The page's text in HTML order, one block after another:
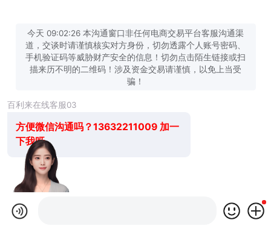
今天 09:02:26 本沟通窗口非任何电商交易平台客服沟通渠
道，交谈时请谨慎核实对方身份，切勿透露个人账号密码、
手机验证码等威胁财产安全的信息！切勿点击陌生链接或扫
描来历不明的二维码！涉及资金交易请谨慎，以免上当受
骗！
百利来在线客服03
方便微信沟通吗？13632211009 加一
下我呀